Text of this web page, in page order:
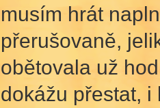
musím hrát
přerušovaně,
obětovala už
dokážu přestat,